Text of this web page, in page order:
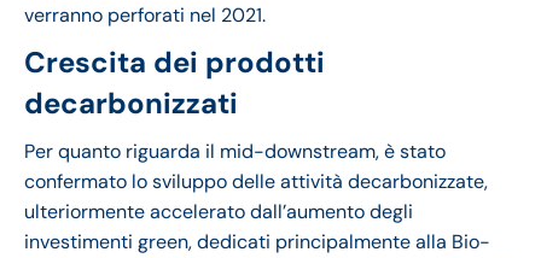
verranno perforati nel 2021.
Crescita dei prodotti
decarbonizzati
Per quanto riguarda il mid-downstream, è stato
confermato lo sviluppo delle attività decarbonizzate,
ulteriormente accelerato dall’aumento degli
investimenti green, dedicati principalmente alla Bio-